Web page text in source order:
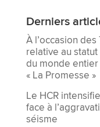
Derniers
À l’occasion
relative au
du monde entier
« La Promesse »
Le HCR
face à
séisme